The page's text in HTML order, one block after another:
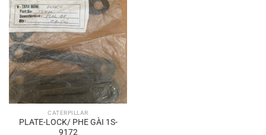
CATERPILLAR
PLATE-LOCK/ PHE GÀI 1S-
9172